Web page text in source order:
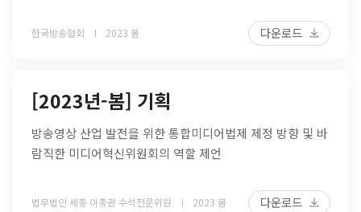
한국방송협회 2023 봄 다운로드
[2023년-봄] 기획
방송영상 산업 발전을 위한 통합미디어법제 제정 방향 및 바
람직한 미디어혁신위원회의 역할 제언
법무법인 세종 이종관 수석전문위원 2023 봄 다운로드